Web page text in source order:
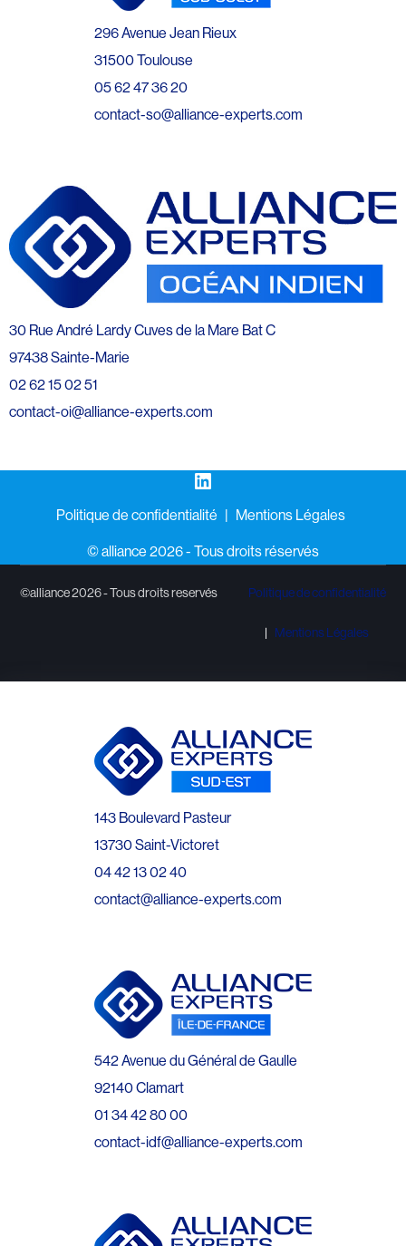
296 Avenue Jean Rieux
31500 Toulouse
05 62 47 36 20
contact-so@alliance-experts.com
30 Rue André Lardy Cuves de la Mare Bat C
97438 Sainte-Marie
02 62 15 02 51
contact-oi@alliance-experts.com
LinkedIn
Politique de confidentialité
Mentions Légales
©️ alliance 2026 - Tous droits réservés
©alliance 2026 - Tous droits reservés Politique de confidentialité
Mentions Légales
143 Boulevard Pasteur
13730 Saint-Victoret
04 42 13 02 40
contact@alliance-experts.com
542 Avenue du Général de Gaulle
92140 Clamart
01 34 42 80 00
contact-idf@alliance-experts.com